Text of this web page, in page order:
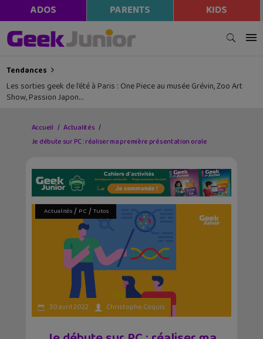
ADOS PARENTS KIDS
Tendances
Les sorties geek de l’été à Paris : One Piece au musée Grévin, Zoo Art
Show, Passion Japon…
Accueil
Actualités
Je débute sur PC : réaliser ma première présentation orale
Actualités/ PC / Tutos
30 avril 2022 Christophe Coquis